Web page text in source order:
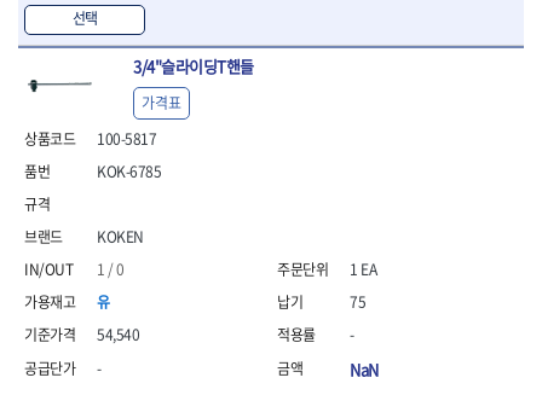
- 함마스패너
절연.전설.방폭공구
- 절연옵셋렌치
- 절연연결대
- 절연드라이버
- 절연T렌치
- 절연별소켓
- 절연육각비트소켓
- 절연라쳇핸들
- 절연렌치
선택
3/4"슬라이딩T핸들
100-5817
KOKEN
1 / 0
유
54,540
-
KOK-6785
가격표
1 EA
75
-
NaN